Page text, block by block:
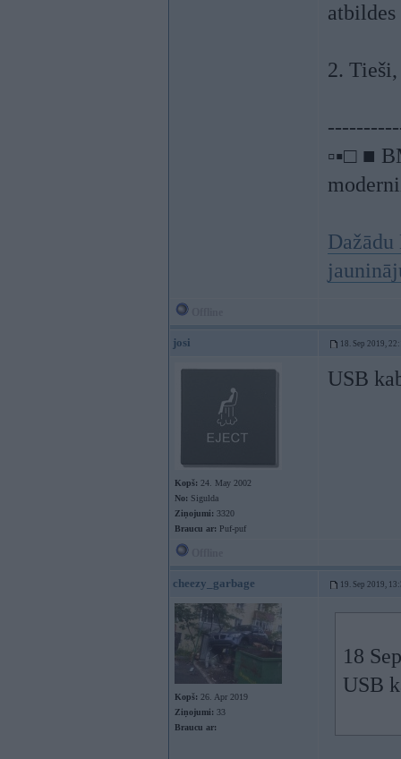
2.
▫▪□ ■
josi 18. Sep 2019,
Kopš: 24. May 2002
No: Sigulda
Ziņojumi: 3320
Braucu ar: Puf-puf
USB
cheezy_garbage 19. Sep 2019,
Kopš: 26. Apr 2019
Ziņojumi: 33
Braucu ar:
18
USB